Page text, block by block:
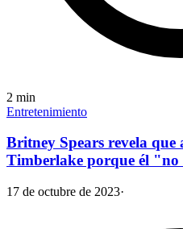
2 min
Entretenimiento
Britney Spears revela
Timberlake porque él "no
17 de octubre de 2023·